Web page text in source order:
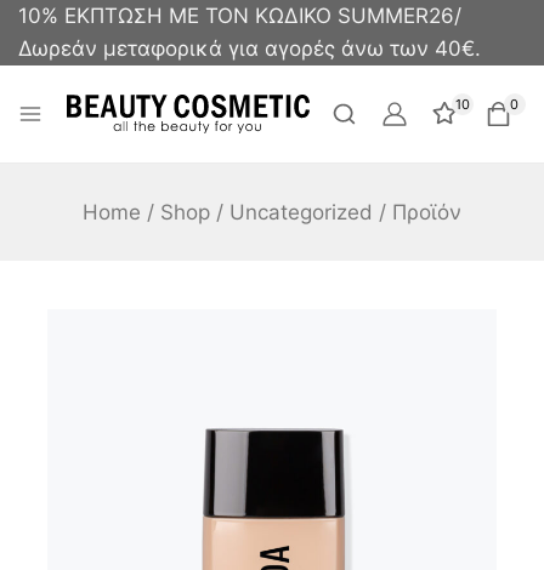
10% ΕΚΠΤΩΣΗ ΜΕ ΤΟΝ ΚΩΔΙΚΟ SUMMER26/
Δωρεάν μεταφορικά για αγορές άνω των 40€.
10 0
Home / Shop / Uncategorized / Προϊόν